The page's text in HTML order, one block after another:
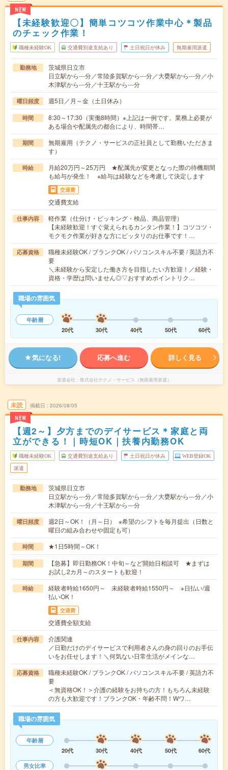
NEW
【未経験歓迎〇】簡単コツコツ作業中心＊製品
のチェック作業！
職種未経験OK 交通費別途支給あり 土日祝日が休み 無期雇用派遣
勤務地
茨城県日立市
日立駅から---分／常陸多賀駅から---分／大甕駅から---分／小
木津駅から---分／十王駅から---分
曜日頻度 週5日／月～金（土日休み）
時間
8:30～17:30（実働8時間）※上記は一例です。業務上必要が
ある場合や配属先の都合により、時間帯…
期間
無期雇用（テクノ・サービスの正社員として勤務いただきま
す）
時給
月給20万円～25万円 ★配属先が変更となった際の待機期間
も給与が発生！ ※給与は経験などを考慮して決定します
交通費
交通費支給
仕事内容
軽作業（仕分け・ピッキング・検品、商品管理）
【未経験歓迎！すぐ覚えられるカンタン作業！】コツコツ・
モクモク作業が好きな方にピッタリのお仕事です！…
応募資格
職種未経験OK / ブランクOK / パソコンスキル不要 / 英語力不
要
＼未経験から安定した働き方を目指したい方歓迎！／経験・
資格・学歴は問いません◎▽おすすめポイントリク…
職場の雰囲気
年齢層
20代
30代 40代 50代 60代
気になる! 応募へ進む 詳しく見る
派遣会社 株式会社テクノ・サービス（無期雇用派遣）
未読
NEW
掲載日 2026/08/05
【週2～】夕方までのデイサービス＊家庭と両
立ができる！｜時短OK｜扶養内勤務OK
職種未経験OK 交通費別途支給あり 土日祝日が休み WEB登録OK
派遣
勤務地
茨城県日立市
日立駅から---分／常陸多賀駅から---分／大甕駅から---分／小
木津駅から---分／十王駅から---分
曜日頻度
週2日～OK！（月～日） ※希望のシフトを毎月提出（日数と
曜日の組み合わせや固定も可）
時間 ★1日5時間～OK！
期間
【急募】即日勤務OK！中旬～など開始日相談可 ★まずは
お試し2カ月～のスタートも歓迎！
時給
経験者時給1650円～ 未経験者時給1550円～ ※日払い/週
払いOK！
交通費
交通費全額支給
仕事内容
介護関連
／日勤だけのデイサービスで利用者さんの身の回りのお手伝
いをお任せします！＼何気ない日常生活がメインな…
応募資格
職種未経験OK / ブランクOK / パソコンスキル不要 / 英語力不
要
＜無資格OK！＞介護の経験をお持ちの方！もちろん未経験
の方も大歓迎です！ブランクOK・年齢不問！Wワ…
職場の雰囲気
年齢層
20代
30代 40代 50代
60代
男女比率